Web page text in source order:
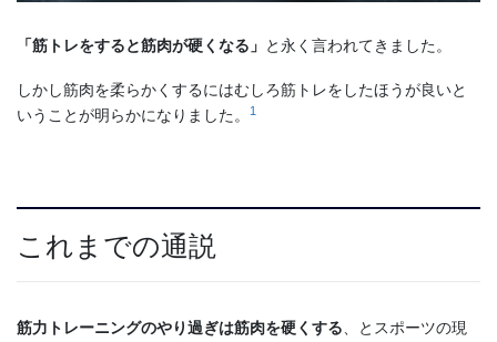
「筋トレをすると筋肉が硬くなる」 と永く言われてきました。
しかし筋肉を柔らかくするにはむしろ筋トレをしたほうが良いと
いうことが明らかになりました。
1
これまでの通説
筋力トレーニングのやり過ぎは筋肉を硬くする 、とスポーツの現